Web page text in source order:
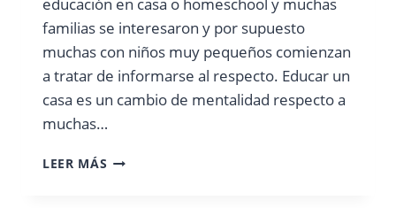
familias se interesaron y por supuesto
muchas con niños muy pequeños comienzan
a tratar de informarse al respecto. Educar un
casa es un cambio de mentalidad respecto a
muchas…
LEER MÁS ¿EXISTE